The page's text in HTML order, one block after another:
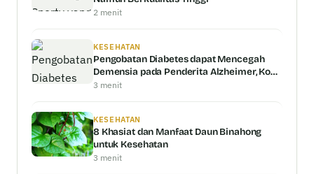
2 menit
KESEHATAN
Pengobatan Diabetes dapat Mencegah
Demensia pada Penderita Alzheimer, Kok
Bisa?!
3 menit
KESEHATAN
8 Khasiat dan Manfaat Daun Binahong
untuk Kesehatan
3 menit